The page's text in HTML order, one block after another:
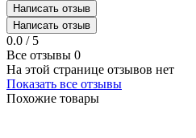
Написать отзыв
Написать отзыв
0.0 / 5
Все отзывы 0
На этой странице отзывов нет
Показать все отзывы
Похожие товары